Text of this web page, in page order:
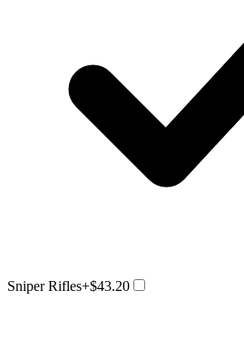
Sniper Rifles+$43.20